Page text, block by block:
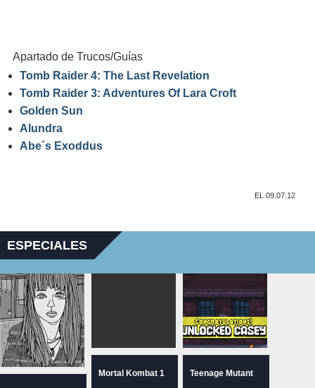
Apartado de Trucos/Guías
Tomb Raider 4: The Last Revelation
Tomb Raider 3: Adventures Of Lara Croft
Golden Sun
Alundra
Abe´s Exoddus
EL 09.07.12
ESPECIALES
Mortal Kombat 1
Teenage Mutant